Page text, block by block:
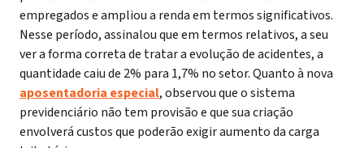
empregados e ampliou a renda em termos significativos.
Nesse período, assinalou que em termos relativos, a seu
ver a forma correta de tratar a evolução de acidentes, a
quantidade caiu de 2% para 1,7% no setor. Quanto à nova
aposentadoria especial, observou que o sistema
previdenciário não tem provisão e que sua criação
envolverá custos que poderão exigir aumento da carga